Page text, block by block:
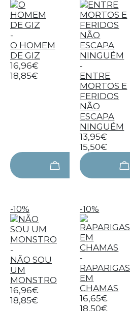
-
O HOMEM
DE GIZ
16,96€
18,85€
-
ENTRE
MORTOS E
FERIDOS
NÃO
ESCAPA
NINGUÉM
13,95€
15,50€
-10%
-
NÃO SOU
UM
MONSTRO
16,96€
18,85€
-10%
-
RAPARIGAS
EM
CHAMAS
16,65€
18,50€